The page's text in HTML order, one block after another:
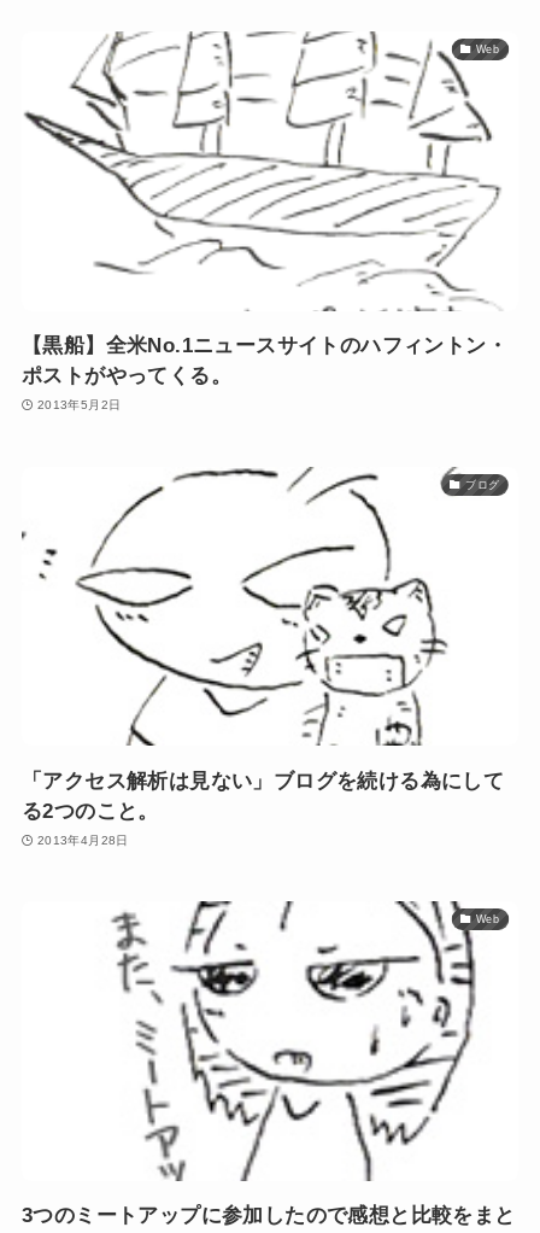
Web
【黒船】全米No.1ニュースサイトのハフィントン・
ポストがやってくる。
2013年5月2日
ブログ
「アクセス解析は見ない」ブログを続ける為にして
る2つのこと。
2013年4月28日
Web
3つのミートアップに参加したので感想と比較をまと